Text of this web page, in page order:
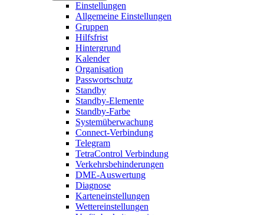
Einstellungen
Allgemeine Einstellungen
Gruppen
Hilfsfrist
Hintergrund
Kalender
Organisation
Passwortschutz
Standby
Standby-Elemente
Standby-Farbe
Systemüberwachung
Connect-Verbindung
Telegram
TetraControl Verbindung
Verkehrsbehinderungen
DME-Auswertung
Diagnose
Karteneinstellungen
Wettereinstellungen